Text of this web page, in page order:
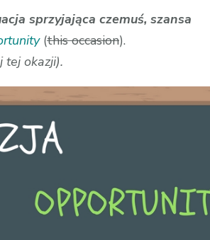
sprzyjająca czemuś, szansa
(this occasion).
tej okazji).